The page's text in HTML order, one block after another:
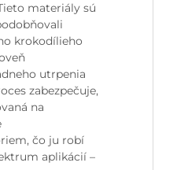
materiály sú
krokodílieho
utrpenia
zabezpečuje,
na
čo ju robí
aplikácií –